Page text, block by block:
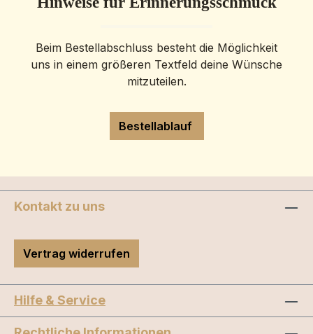
Beim Bestellabschluss besteht die Möglichkeit
uns in einem größeren Textfeld deine Wünsche
mitzuteilen.
Bestellablauf
Kontakt zu uns
Vertrag widerrufen
Hilfe & Service